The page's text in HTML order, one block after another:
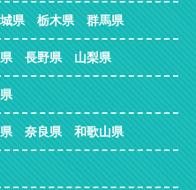
県 栃木県 群馬県
長野県 山梨県
奈良県 和歌山県